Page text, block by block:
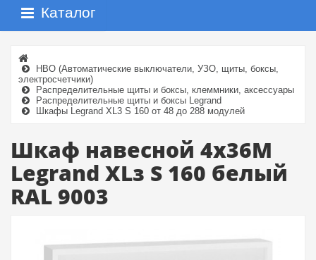
Каталог
НВО (Автоматические выключатели, УЗО, щиты, боксы,
электросчетчики)
Распределительные щиты и боксы, клеммники, аксессуары
Распределительные щиты и боксы Legrand
Шкафы Legrand XL3 S 160 от 48 до 288 модулей
Шкаф навесной 4x36M
Legrand XLз S 160 белый
RAL 9003